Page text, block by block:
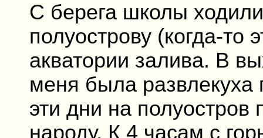
С берега школы
полуострову (когда-
акватории залива. В
меня была
эти дни на
народу. К 4 часам с